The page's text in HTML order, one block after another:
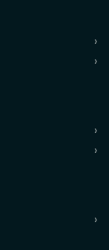
›
›
›
›
›